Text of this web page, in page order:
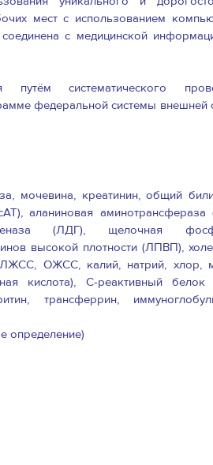
мест с использованием
с медицинской
путём систематического
федеральной системы внешней
мочевина, креатинин, общий
аланиновая аминотрансфераза
(ЛДГ), щелочная
высокой плотности (ЛПВП),
ОЖСС, калий, натрий, хлор,
кислота), С-реактивный белок
трансферрин,
определение)